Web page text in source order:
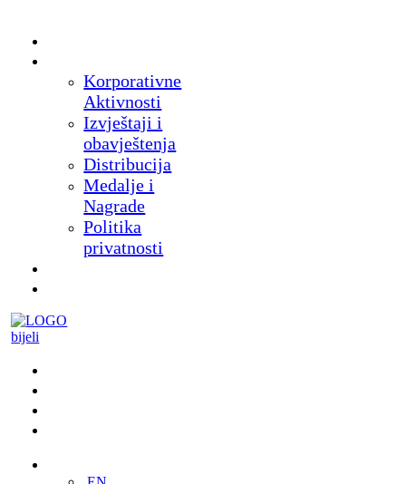
Korporativne
Aktivnosti
Izvještaji i
obavještenja
Distribucija
Medalje i
Nagrade
Politika
privatnosti